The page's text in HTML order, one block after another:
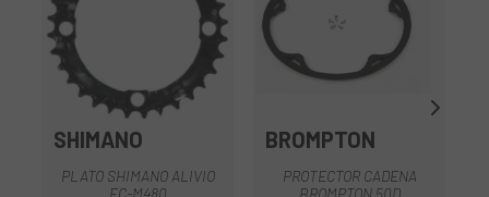
SHIMANO
PLATO SHIMANO ALIVIO
FC-M480
BROMPTON
PROTECTOR CADENA
BROMPTON 50D